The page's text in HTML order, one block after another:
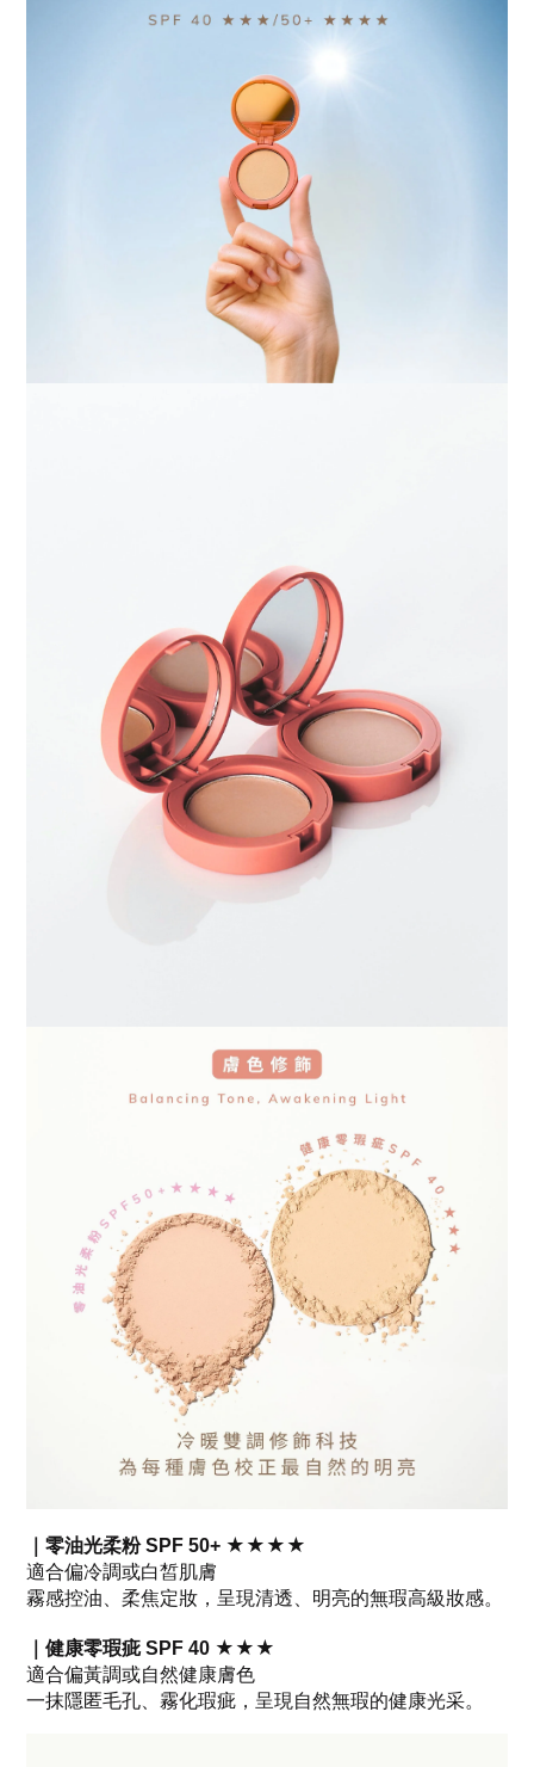
｜零油光柔粉SPF 50+ ★★★★
適合偏冷調或白皙肌膚
霧感控油、柔焦定妝，呈現清透、明亮的無瑕高級妝感。
｜健康零瑕疵SPF 40 ★★★
適合偏黃調或自然健康膚色
一抹隱匿毛孔、霧化瑕疵，呈現自然無瑕的健康光采。